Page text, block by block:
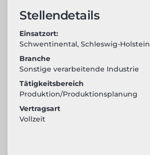
Stellendetails
Einsatzort:
Schwentinental, Schleswig-Holstein
Branche
Sonstige verarbeitende Industrie
Tätigkeitsbereich
Produktion/Produktionsplanung
Vertragsart
Vollzeit